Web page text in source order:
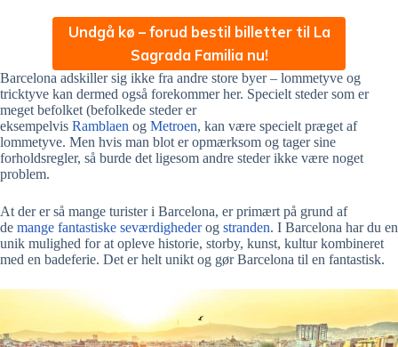
Undgå kø – forud bestil billetter til La
Sagrada Familia nu!
Barcelona adskiller sig ikke fra andre store byer – lommetyve og
tricktyve kan dermed også forekommer her. Specielt steder som er
meget befolket (befolkede steder er
eksempelvis Ramblaen og Metroen, kan være specielt præget af
lommetyve. Men hvis man blot er opmærksom og tager sine
forholdsregler, så burde det ligesom andre steder ikke være noget
problem.
At der er så mange turister i Barcelona, er primært på grund af
de mange fantastiske seværdighederog stranden. I Barcelona har du en
unik mulighed for at opleve historie, storby, kunst, kultur kombineret
med en badeferie. Det er helt unikt og gør Barcelona til en fantastisk.